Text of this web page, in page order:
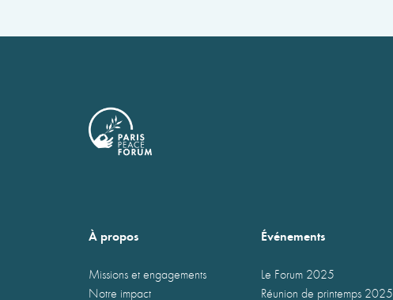
À propos
Missions et engagements
Notre impact
Événements
Le Forum 2025
Réunion de printemps 2025